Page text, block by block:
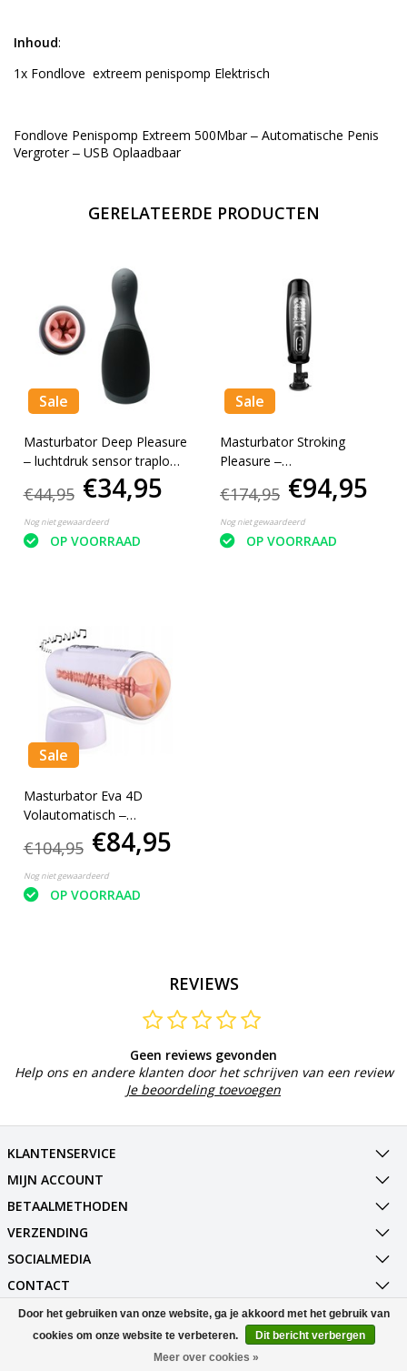
Inhoud:
1x Fondlove extreem penispomp Elektrisch
Fondlove Penispomp Extreem 500Mbar ‒ Automatische Penis
Vergroter ‒ USB Oplaadbaar
GERELATEERDE PRODUCTEN
Sale
Masturbator Deep Pleasure
‒ luchtdruk sensor traploos
trilsnelheid ‒ 12 tril variaties
‒ geheugenfunctie
€44,95 €34,95
Nog niet gewaardeerd
OP VOORRAAD
Sale
Masturbator Stroking
Pleasure ‒
Volautomatische Blowjob ‒
10 variaties & Sexy Voice
€174,95 €94,95
Nog niet gewaardeerd
OP VOORRAAD
Sale
Masturbator Eva 4D
Volautomatisch ‒
intelligentie mode ‒ Geluid,
zuigende en vibrerende
mode
€104,95 €84,95
Nog niet gewaardeerd
OP VOORRAAD
REVIEWS
Geen reviews gevonden
Help ons en andere klanten door het schrijven van een review
Je beoordeling toevoegen
KLANTENSERVICE
MIJN ACCOUNT
BETAALMETHODEN
VERZENDING
SOCIALMEDIA
CONTACT
© Copyright 2026 Best Deals Online BV Powered byLightspeed
All rights reserved byInStijl Media
Door het gebruiken van onze website, ga je akkoord met het gebruik van
cookies om onze website te verbeteren.
Dit bericht verbergen
Meer over cookies »